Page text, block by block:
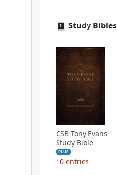
Study Bibles
CSB Tony Evans
Study Bible
PLUS
10 entries